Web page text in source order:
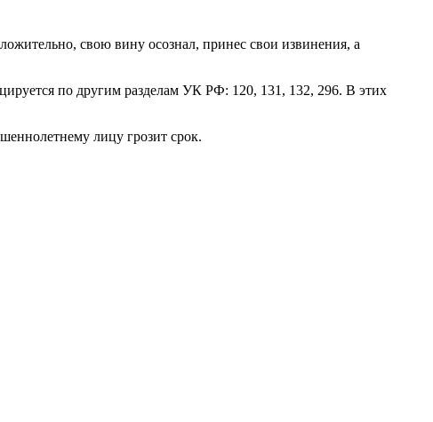
свою вину осознал, принес свои извинения, а
по другим разделам УК РФ: 120, 131, 132, 296. В этих
лицу грозит срок.